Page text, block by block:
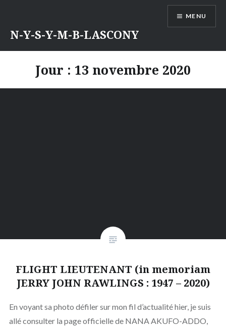
contenu
N-Y-S-Y-M-B-LASCONY
MENU
Jour : 13 novembre 2020
FLIGHT LIEUTENANT (in memoriam
JERRY JOHN RAWLINGS : 1947 – 2020)
En voyant sa photo défiler sur mon fil d’actualité hier, je suis
allé consulter la page officielle de NANA AKUFO-ADDO,